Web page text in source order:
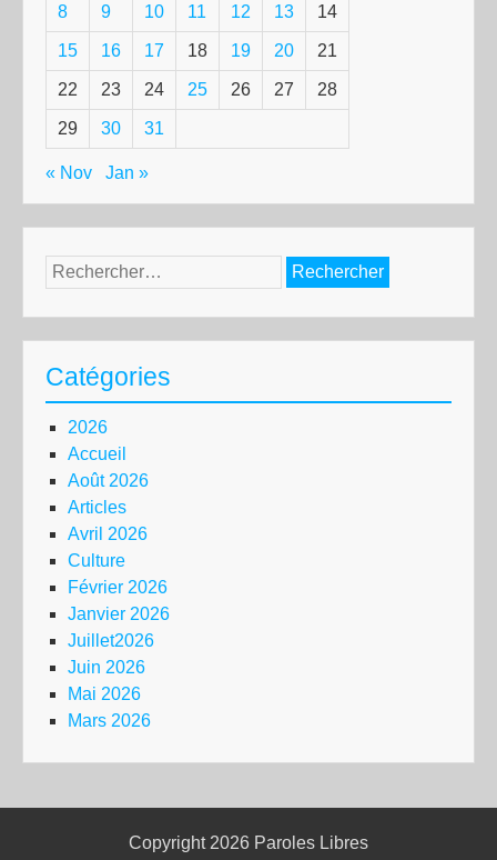
8 9 10 11 12 13 14
15 16 17 18 19 20 21
22 23 24 25 26 27 28
29 30 31
« Nov Jan »
Rechercher :
Catégories
2026
Accueil
Août 2026
Articles
Avril 2026
Culture
Février 2026
Janvier 2026
Juillet2026
Juin 2026
Mai 2026
Mars 2026
Copyright 2026 Paroles Libres